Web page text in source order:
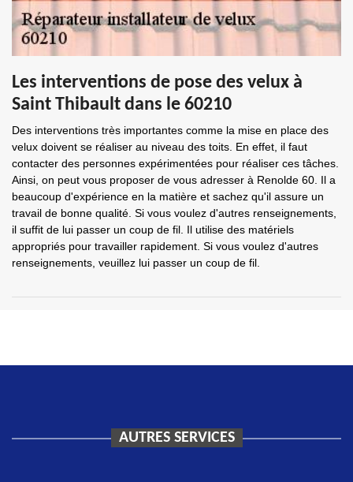
Les interventions de pose des velux à
Saint Thibault dans le 60210
Des interventions très importantes comme la mise en place des
velux doivent se réaliser au niveau des toits. En effet, il faut
contacter des personnes expérimentées pour réaliser ces tâches.
Ainsi, on peut vous proposer de vous adresser à Renolde 60. Il a
beaucoup d'expérience en la matière et sachez qu'il assure un
travail de bonne qualité. Si vous voulez d'autres renseignements,
il suffit de lui passer un coup de fil. Il utilise des matériels
appropriés pour travailler rapidement. Si vous voulez d'autres
renseignements, veuillez lui passer un coup de fil.
AUTRES SERVICES